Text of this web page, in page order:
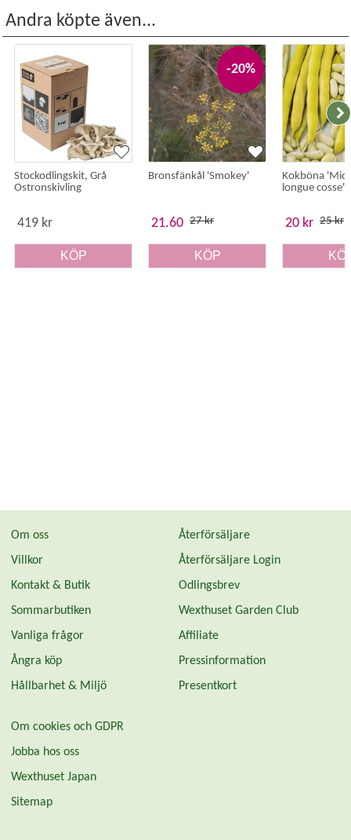
Antal frö:100
Räcker till:3 kvm
Andra köpte även...
Stockodlingskit, Grå
Ostronskivling
419 kr
KÖP
-20%
Bronsfänkål 'Smokey'
21.60 27 kr
KÖP
Kokböna
longue cosse'
20 kr 25 kr
Om oss
Villkor
Kontakt & Butik
Sommarbutiken
Vanliga frågor
Ångra köp
Hållbarhet & Miljö
Återförsäljare
Återförsäljare Login
Odlingsbrev
Wexthuset Garden Club
Affiliate
Pressinformation
Presentkort
Om cookies och GDPR
Jobba hos oss
Wexthuset Japan
Sitemap